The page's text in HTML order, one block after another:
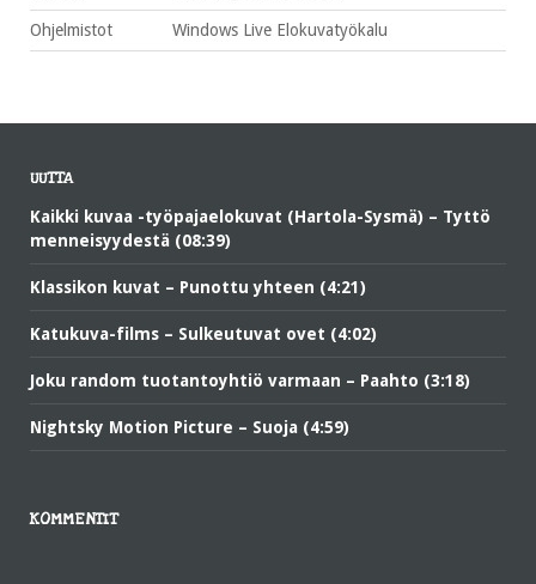
Ohjelmistot Windows Live Elokuvatyökalu
UUTTA
Kaikki kuvaa -työpajaelokuvat (Hartola-Sysmä) – Tyttö
menneisyydestä (08:39)
Klassikon kuvat – Punottu yhteen (4:21)
Katukuva-films – Sulkeutuvat ovet (4:02)
Joku random tuotantoyhtiö varmaan – Paahto (3:18)
Nightsky Motion Picture – Suoja (4:59)
KOMMENTIT